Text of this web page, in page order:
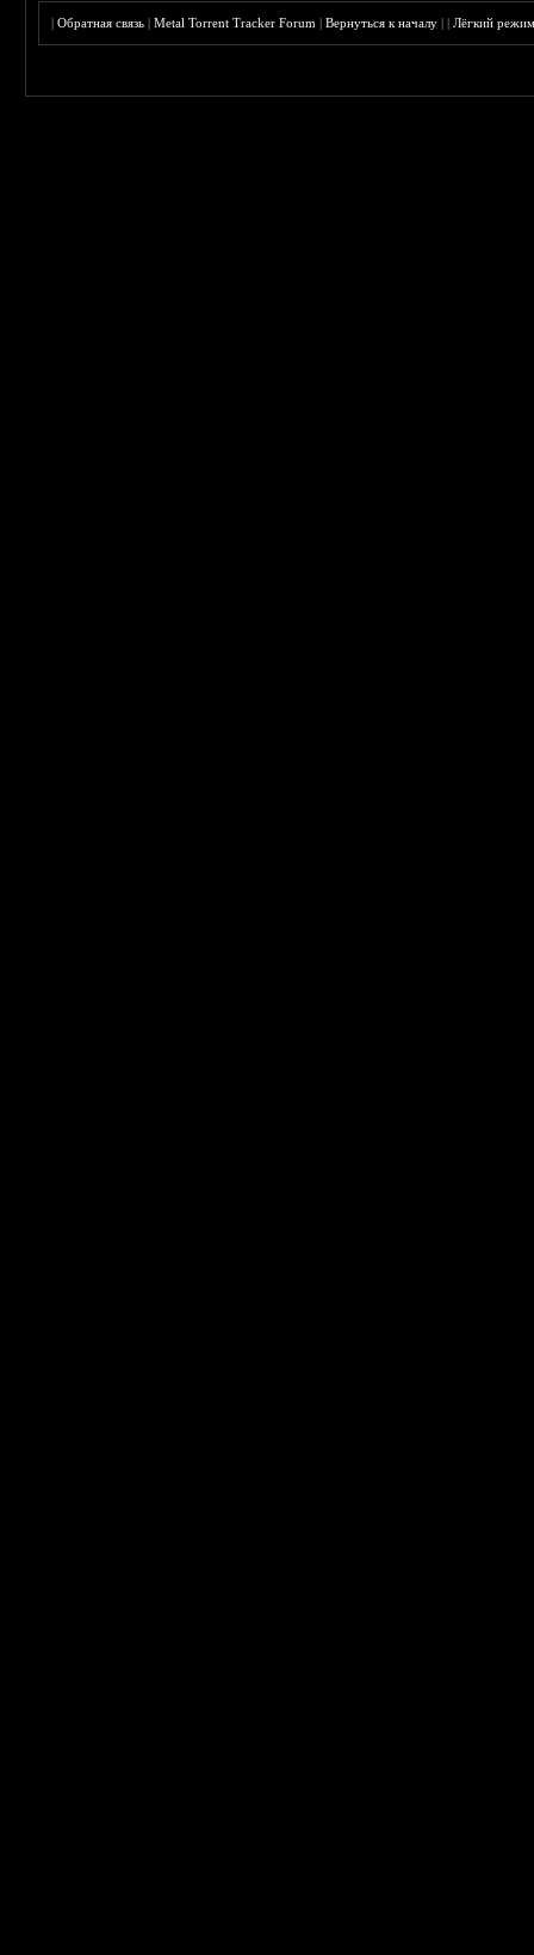
|Обратная связь |Metal Torrent Tracker Forum |Вернуться к началу ||Лёгкий